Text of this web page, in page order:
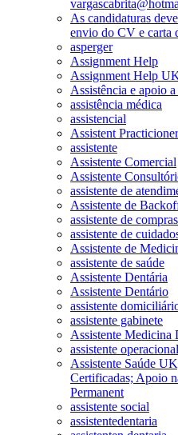
As candidaturas
envio do CV e carta
asperger
Assignment Help
Assignment Help
Assistência e apoio
assistência médica
assistencial
Assistent Practicioner
assistente
Assistente Comercial
Assistente
assistente de
Assistente de
assistente de compras
assistente de
Assistente de
assistente de saúde
Assistente Dentária
Assistente Dentário
assistente
assistente gabinete
Assistente Medicina
assistente operacional
Assistente Saúde
Certificadas; Apoio
Permanent
assistente social
assistentedentaria